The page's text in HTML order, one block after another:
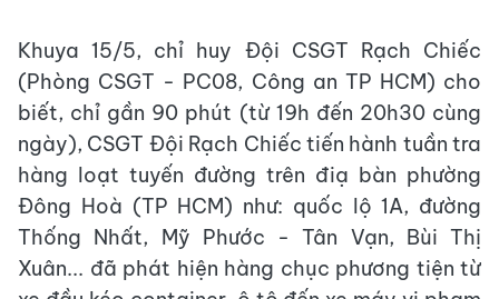
Khuya 15/5, chỉ huy Đội CSGT Rạch Chiếc
(Phòng CSGT - PC08, Công an TP HCM) cho
biết, chỉ gần 90 phút (từ 19h đến 20h30 cùng
ngày), CSGT Đội Rạch Chiếc tiến hành tuần tra
hàng loạt tuyến đường trên điạ bàn phường
Đông Hoà (TP HCM) như: quốc lộ 1A, đường
Thống Nhất, Mỹ Phước - Tân Vạn, Bùi Thị
Xuân... đã phát hiện hàng chục phương tiện từ